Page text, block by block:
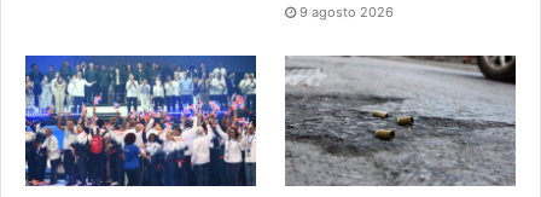
9 agosto 2026